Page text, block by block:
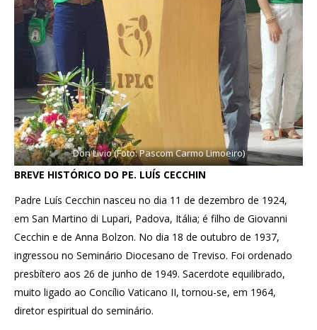
Don Livio (Foto: Pascom Carmo Limoeiro)
BREVE HISTÓRICO DO PE. LUÍS CECCHIN
Padre Luís Cecchin nasceu no dia 11 de dezembro de 1924,
em San Martino di Lupari, Padova, Itália; é filho de Giovanni
Cecchin e de Anna Bolzon. No dia 18 de outubro de 1937,
ingressou no Seminário Diocesano de Treviso. Foi ordenado
presbítero aos 26 de junho de 1949. Sacerdote equilibrado,
muito ligado ao Concílio Vaticano II, tornou-se, em 1964,
diretor espiritual do seminário.